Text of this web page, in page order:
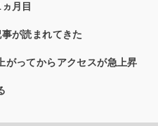
月目
が読まれてきた
がってからアクセスが急上昇